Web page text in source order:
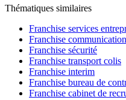
Thématiques similaires
Franchise services
Franchise communication
Franchise sécurité
Franchise transport colis
Franchise interim
Franchise bureau de
Franchise cabinet de